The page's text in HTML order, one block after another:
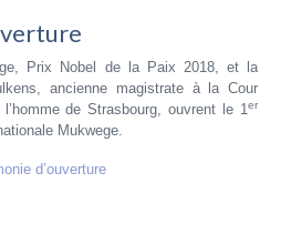
Prix Nobel de la Paix 2018, et la
ancienne magistrate à la Cour
de Strasbourg, ouvrent le 1er
Mukwege.
d’ouverture